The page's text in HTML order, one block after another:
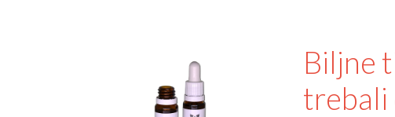
Biljne
trebali